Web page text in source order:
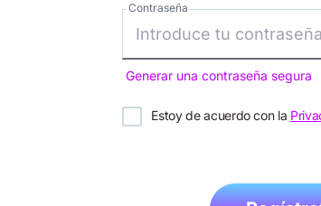
Contraseña
Generar una contraseña segura
Estoy de acuerdo con la